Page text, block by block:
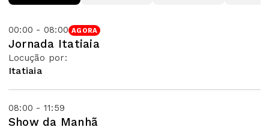
00:00 - 08:00 AGORA
Jornada Itatiaia
Locução por:
Itatiaia
08:00 - 11:59
Show da Manhã